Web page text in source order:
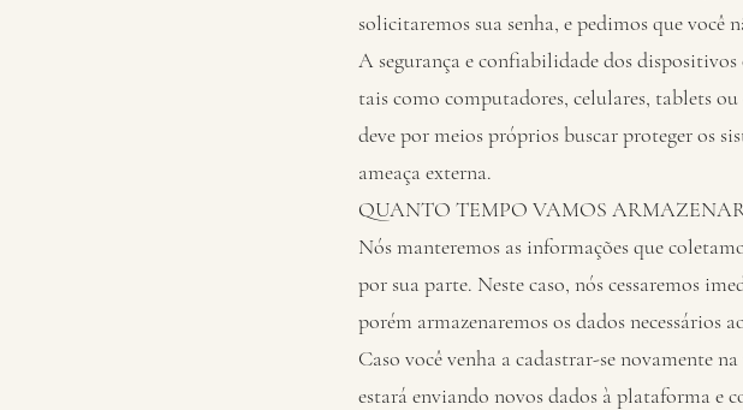
solicitaremos sua senha, e pedimos que você
A segurança e confiabilidade dos
tais como computadores, celulares, tablets
deve por meios próprios buscar proteger os
ameaça externa.
QUANTO TEMPO VAMOS
Nós manteremos as informações que
por sua parte. Neste caso, nós cessaremos
porém armazenaremos os dados
Caso você venha a cadastrar-se novamente
estará enviando novos dados à plataforma e